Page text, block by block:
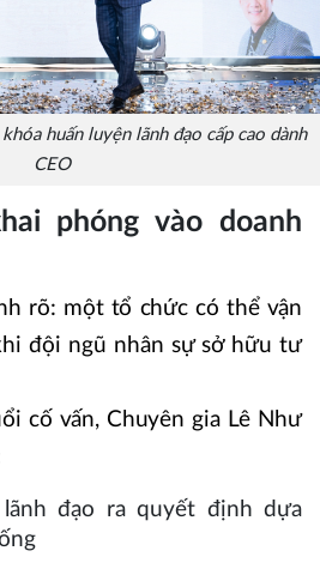
huấn luyện lãnh đạo cấp cao dành
CEO
phóng vào doanh
rõ: một tổ chức có thể vận
đội ngũ nhân sự sở hữu tư
cố vấn, Chuyên gia Lê Như
lãnh đạo ra quyết định dựa